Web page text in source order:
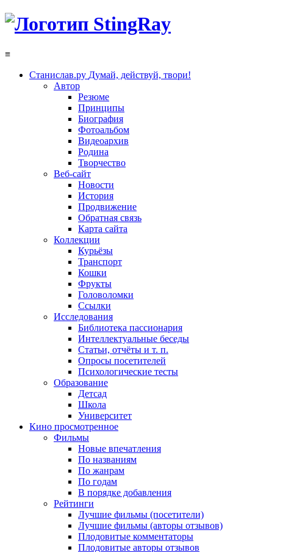
≡
Станислав.ру Думай, действуй, твори!
Автор
Резюме
Принципы
Биография
Фотоальбом
Видеоархив
Родина
Творчество
Веб-сайт
Новости
История
Продвижение
Обратная связь
Карта сайта
Коллекции
Курьёзы
Транспорт
Кошки
Фрукты
Головоломки
Ссылки
Исследования
Библиотека пассионария
Интеллектуальные беседы
Статьи, отчёты и т. п.
Опросы посетителей
Психологические тесты
Образование
Детсад
Школа
Университет
Кино просмотренное
Фильмы
Новые впечатления
По названиям
По жанрам
По годам
В порядке добавления
Рейтинги
Лучшие фильмы (посетители)
Лучшие фильмы (авторы отзывов)
Плодовитые комментаторы
Плодовитые авторы отзывов